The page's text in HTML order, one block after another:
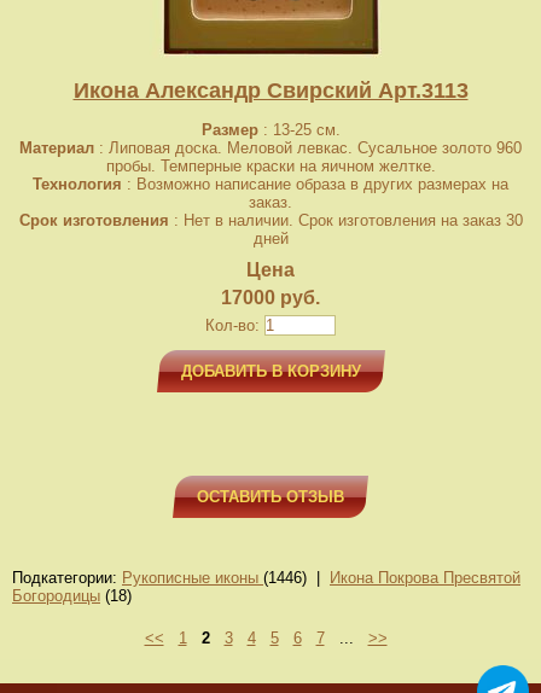
Икона Александр Свирский Арт.3113
Размер: 13-25 см.
Материал : Липовая доска. Меловой левкас. Сусальное золото 960
пробы. Темперные краски на яичном желтке.
Технология : Возможно написание образа в других размерах на
заказ.
Срок изготовления : Нет в наличии. Срок изготовления на заказ 30
дней
Цена
17000 руб.
Кол-во:
ДОБАВИТЬ В КОРЗИНУ
ОСТАВИТЬ ОТЗЫВ
Подкатегории: Рукописные иконы (1446) |
Икона Покрова Пресвятой
Богородицы (18)
<< 1 2 3 4 5 6 7... >>